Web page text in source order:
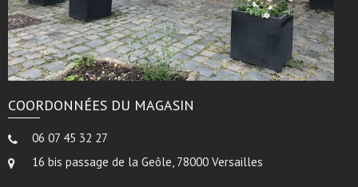
COORDONNÉES DU MAGASIN
06 07 45 32 27
16 bis passage de la Geôle, 78000 Versailles